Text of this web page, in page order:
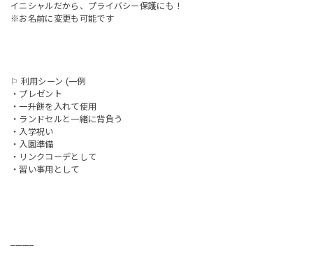
イニシャルだから、プライバシー保護にも！
※お名前に変更も可能です
⚐ 利用シーン (一例
・プレゼント
・一升餅を入れて使用
・ランドセルと一緒に背負う
・入学祝い
・入園準備
・リンクコーデとして
・習い事用として
----------